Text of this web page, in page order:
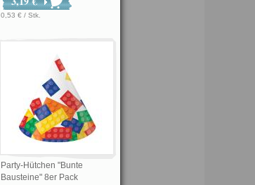
0,53 € / Stk.
Party-Hütchen "Bunte
Bausteine" 8er Pack